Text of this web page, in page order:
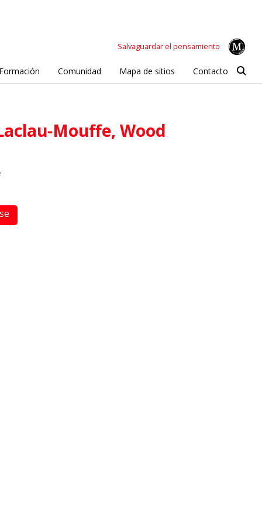
Salvaguardar el pensamiento
Comunidad Mapa de sitios Contacto
Mouffe, Wood